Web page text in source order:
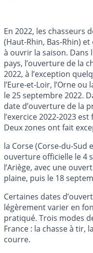
En 2022, les chasseurs
(Haut-Rhin, Bas-Rhin)
à ouvrir la saison.
pays, l’ouverture de la
2022, à l’exception
l’Eure-et-Loir, l’Orne
le 25 septembre 2022.
date d’ouverture de la
l’exercice 2022-2023
Deux zones ont fait
la Corse (Corse-du-Sud
ouverture officielle le 4
l’Ariège, avec une
plaine, puis le 18
Certaines dates
légèrement varier en
pratiqué. Trois modes
France : la chasse à tir,
courre.